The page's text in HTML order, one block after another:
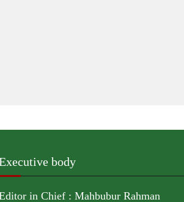
body
in Chief : Mahbubur Rahman